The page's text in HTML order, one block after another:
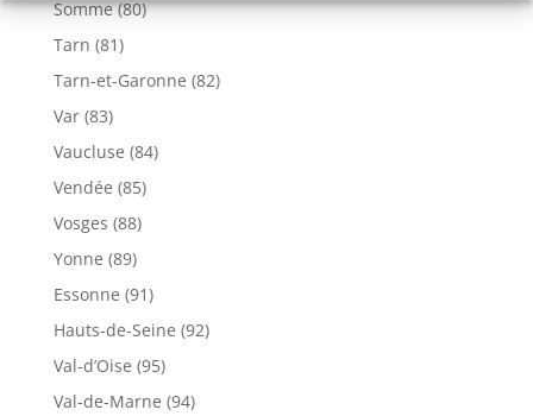
Somme (80)
Tarn (81)
Tarn-et-Garonne (82)
Var (83)
Vaucluse (84)
Vendée (85)
Vosges (88)
Yonne (89)
Essonne (91)
Hauts-de-Seine (92)
Val-d’Oise (95)
Val-de-Marne (94)